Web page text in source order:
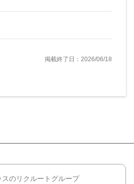
掲載終了日：2026/06/18
スのリクルートグループ